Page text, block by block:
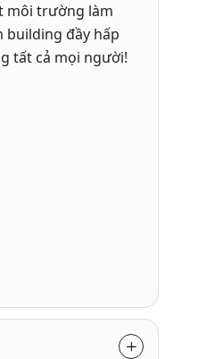
môi trường làm
building đầy hấp
tất cả mọi người!